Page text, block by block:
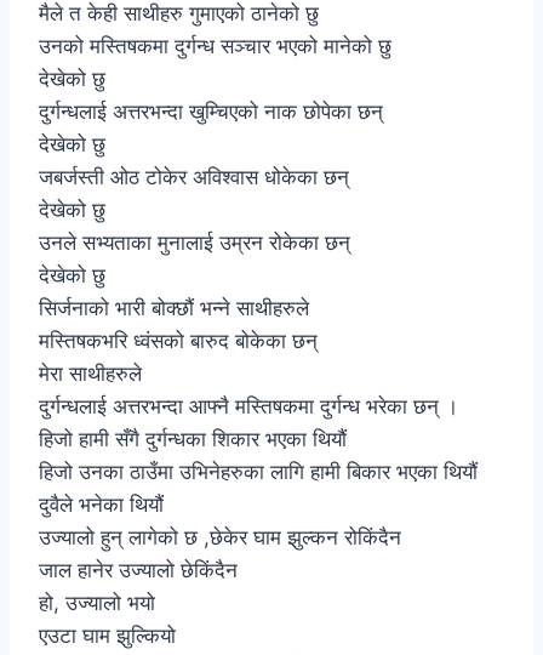
मैले त केही साथीहरु गुमाएको ठानेको छु
उनको मस्तिषकमा दुर्गन्ध सञ्चार भएको मानेको छु
देखेको छु
दुर्गन्धलाई अत्तरभन्दा खुम्चिएको नाक छोपेका छन्
देखेको छु
जबर्जस्ती ओठ टोकेर अविश्वास धोकेका छन्
देखेको छु
उनले सभ्यताका मुनालाई उम्रन रोकेका छन्
देखेको छु
सिर्जनाको भारी बोक्छौं भन्ने साथीहरुले
मस्तिषकभरि ध्वंसको बारुद बोकेका छन्
मेरा साथीहरुले
दुर्गन्धलाई अत्तरभन्दा आफ्नै मस्तिषकमा दुर्गन्ध भरेका छन् ।
हिजो हामी सँगै दुर्गन्धका शिकार भएका थियौं
हिजो उनका ठाउँमा उभिनेहरुका लागि हामी बिकार भएका थियौं
दुवैले भनेका थियौं
उज्यालो हुन् लागेको छ ,छेकेर घाम झुल्कन रोकिंदैन
जाल हानेर उज्यालो छेकिंदैन
हो, उज्यालो भयो
एउटा घाम झुल्कियो